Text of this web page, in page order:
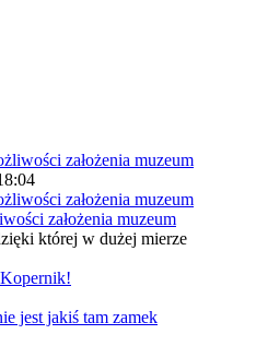
założenia muzeum
której w dużej mierze
jest jakiś tam zamek